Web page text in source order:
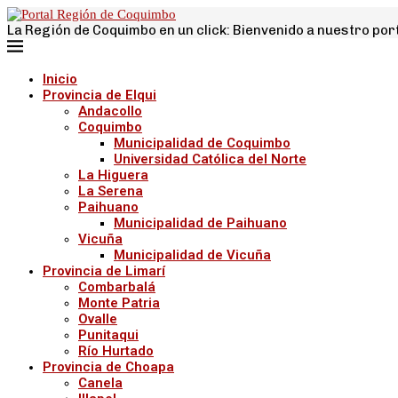
La Región de Coquimbo en un click: Bienvenido a nuestro
Inicio
Provincia de Elqui
Andacollo
Coquimbo
Municipalidad de Coquimbo
Universidad Católica del Norte
La Higuera
La Serena
Paihuano
Municipalidad de Paihuano
Vicuña
Municipalidad de Vicuña
Provincia de Limarí
Combarbalá
Monte Patria
Ovalle
Punitaqui
Río Hurtado
Provincia de Choapa
Canela